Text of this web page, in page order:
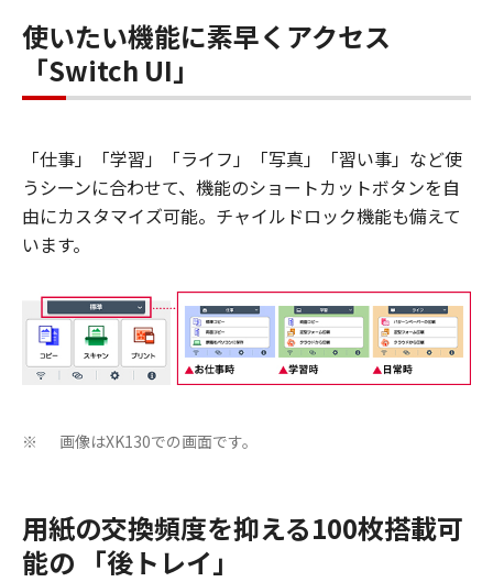
使いたい機能に素早くアクセス
「Switch UI」
「仕事」「学習」「ライフ」「写真」「習い事」など使
うシーンに合わせて、機能のショートカットボタンを自
由にカスタマイズ可能。チャイルドロック機能も備えて
います。
※ 画像はXK130での画面です。
用紙の交換頻度を抑える100枚搭載可
能の 「後トレイ」